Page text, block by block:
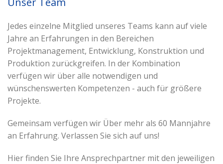
Jedes einzelne Mitglied unseres Teams kann auf viele
Jahre an Erfahrungen in den Bereichen
Projektmanagement, Entwicklung, Konstruktion und
Produktion zurückgreifen. In der Kombination
verfügen wir über alle notwendigen und
wünschenswerten Kompetenzen - auch für größere
Projekte.
Gemeinsam verfügen wir Über mehr als 60 Mannjahre
an Erfahrung. Verlassen Sie sich auf uns!
Hier finden Sie Ihre Ansprechpartner mit den jeweiligen